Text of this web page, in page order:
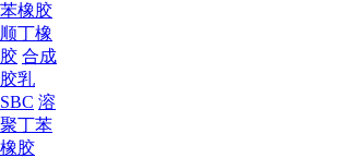
苯橡胶
顺丁橡
胶 合成
胶乳
SBC 溶
聚丁苯
橡胶